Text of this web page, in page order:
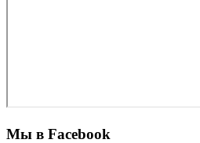
Мы в Facebook